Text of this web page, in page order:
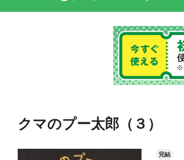
クマのプー太郎（３）
完結